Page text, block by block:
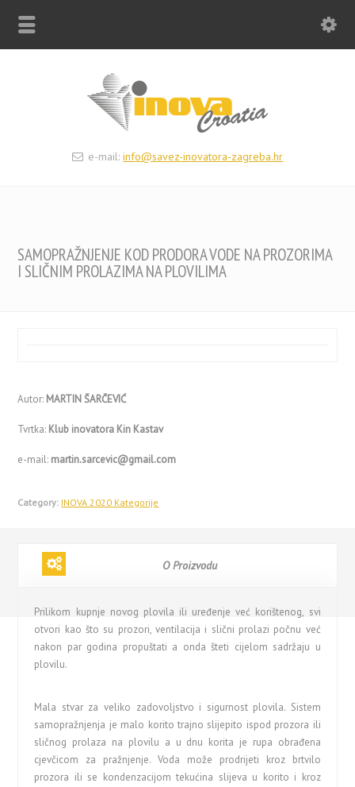
e-mail:info@savez-inovatora-zagreba.hr
SAMOPRAŽNJENJE KOD PRODORA VODE NA PROZORIMA
I SLIČNIM PROLAZIMA NA PLOVILIMA
Autor: MARTIN ŠARČEVIĆ
Tvrtka: Klub inovatora Kin Kastav
e-mail: martin.sarcevic@gmail.com
Category: INOVA 2020 Kategorije
O Proizvodu
Prilikom kupnje novog plovila ili uređenje već korištenog, svi
otvori kao što su prozori, ventilacija i slični prolazi počnu već
nakon par godina propuštati a onda šteti cijelom sadržaju u
plovilu.
Mala stvar za veliko zadovoljstvo i sigurnost plovila. Sistem
samopražnjenja je malo korito trajno slijepito ispod prozora ili
sličnog prolaza na plovilu a u dnu korita je rupa obrađena
cjevčicom za pražnjenje. Voda može prodrijeti kroz brtvilo
prozora ili se kondenzacijom tekućina slijeva u korito i kroz